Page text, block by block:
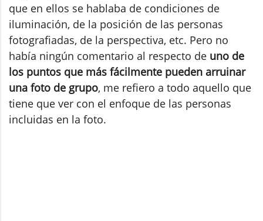
que en ellos se hablaba de condiciones de
iluminación, de la posición de las personas
fotografiadas, de la perspectiva, etc. Pero no
había ningún comentario al respecto de uno de
los puntos que más fácilmente pueden arruinar
una foto de grupo, me refiero a todo aquello que
tiene que ver con el enfoque de las personas
incluidas en la foto.